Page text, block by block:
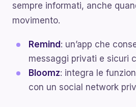
sempre informati, anche
movimento.
Remind : un’app che
messaggi privati e sicuri
Bloomz: integra le
con un social network